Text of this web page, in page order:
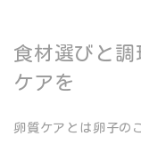
食材選びと
ケアを
卵質ケアとは卵子の